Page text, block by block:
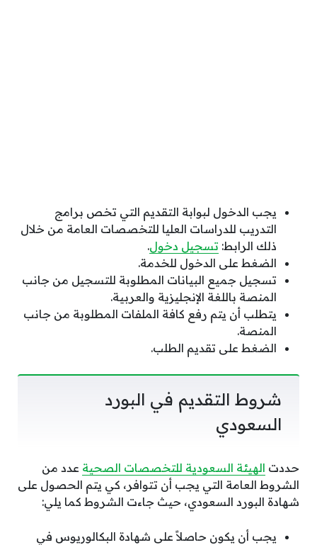
يجب الدخول لبوابة التقديم التي تخص برامج
التدريب للدراسات العليا للتخصصات العامة من خلال
ذلك الرابط: تسجيل دخول.
الضغط على الدخول للخدمة.
تسجيل جميع البيانات المطلوبة للتسجيل من جانب
المنصة باللغة الإنجليزية والعربية.
يتطلب أن يتم رفع كافة الملفات المطلوبة من جانب
المنصة.
الضغط على تقديم الطلب.
شروط التقديم في البورد
السعودي
حددت الهيئة السعودية للتخصصات الصحية عدد من
الشروط العامة التي يجب أن تتوافر، كي يتم الحصول على
شهادة البورد السعودي، حيث جاءت الشروط كما يلي:
يجب أن يكون حاصلاً على شهادة البكالوريوس في